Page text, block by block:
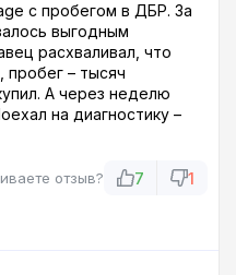
с пробегом в ДБР. За
выгодным
расхваливал, что
пробег – тысяч
А через неделю
на диагностику –
ремонт
неизвестно когда. В
отзыв? 7 1